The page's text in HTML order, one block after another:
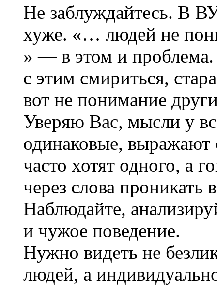
Не заблуждайтесь. В
хуже. «… людей не
» — в этом и
с этим смириться,
вот не понимание
Уверяю Вас, мысли у
одинаковые,
часто хотят одного, а
через слова
Наблюдайте,
и чужое поведение.
Нужно видеть не
людей, а